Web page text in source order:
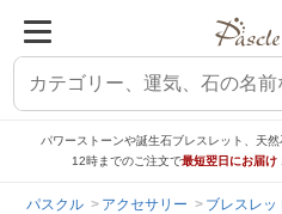
パワーストーンや誕生石ブレスレット、天
12時までのご注文で最短翌日にお届け
パスクル アクセサリー ブレスレッ